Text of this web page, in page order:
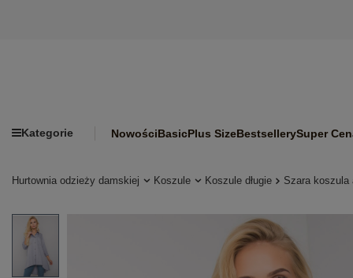
Kategorie NowościBasicPlus SizeBestsellerySuper
Hurtownia odzieży damskiej Koszule Koszule długie Szara koszula